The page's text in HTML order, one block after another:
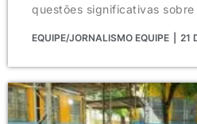
questões significativas sobre
EQUIPE/JORNALISMO EQUIPE 21